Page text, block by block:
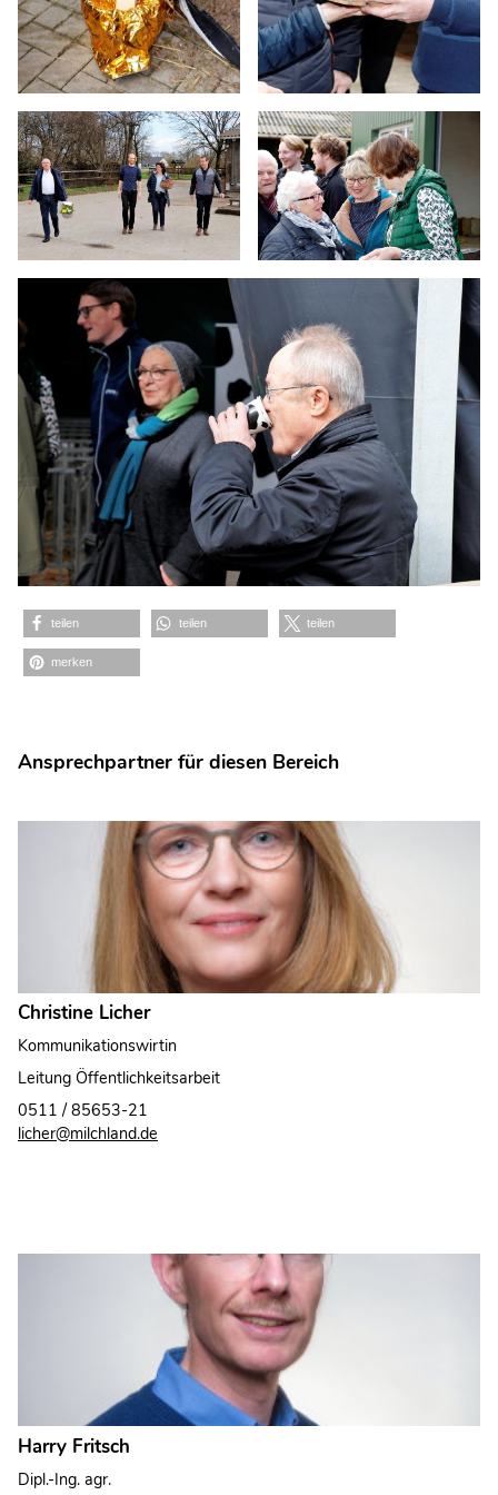
teilen teilen teilen
merken
Ansprechpartner für diesen Bereich
Christine Licher
Kommunikationswirtin
Leitung Öffentlichkeitsarbeit
0511 / 85653-21
licher@milchland.de
Harry Fritsch
Dipl.-Ing. agr.